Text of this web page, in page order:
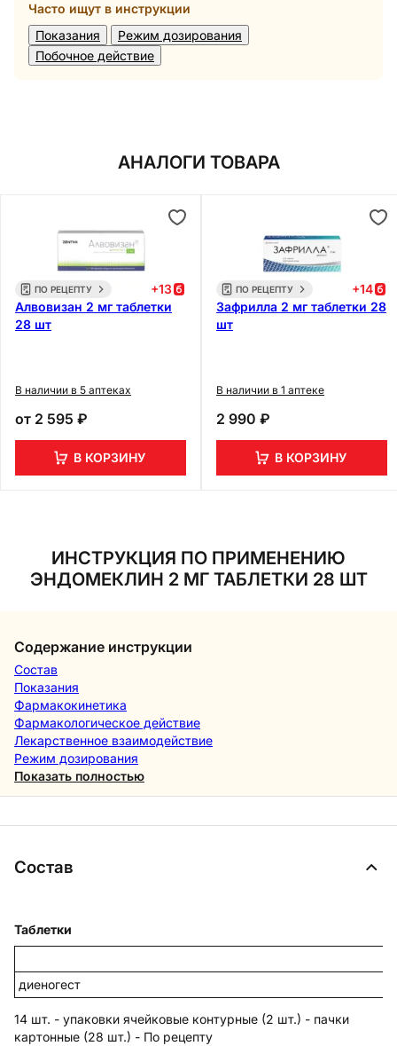
Часто ищут в инструкции
Показания
Режим дозирования
Побочное действие
АНАЛОГИ ТОВАРА
ПО РЕЦЕПТУ +13
Алвовизан 2 мг таблетки
28 шт
В наличии в 5 аптеках
от 2 595 ₽
В КОРЗИНУ
ПО РЕЦЕПТУ +14
Зафрилла 2 мг таблетки 28
шт
В наличии в 1 аптеке
2 990 ₽
В КОРЗИНУ
ИНСТРУКЦИЯ ПО ПРИМЕНЕНИЮ
ЭНДОМЕКЛИН 2 МГ ТАБЛЕТКИ 28 ШТ
Содержание инструкции
Состав
Показания
Фармакокинетика
Фармакологическое действие
Лекарственное взаимодействие
Режим дозирования
Показать полностью
Состав
Таблетки
диеногест
14 шт. - упаковки ячейковые контурные (2 шт.) - пачки
картонные (28 шт.) - По рецепту